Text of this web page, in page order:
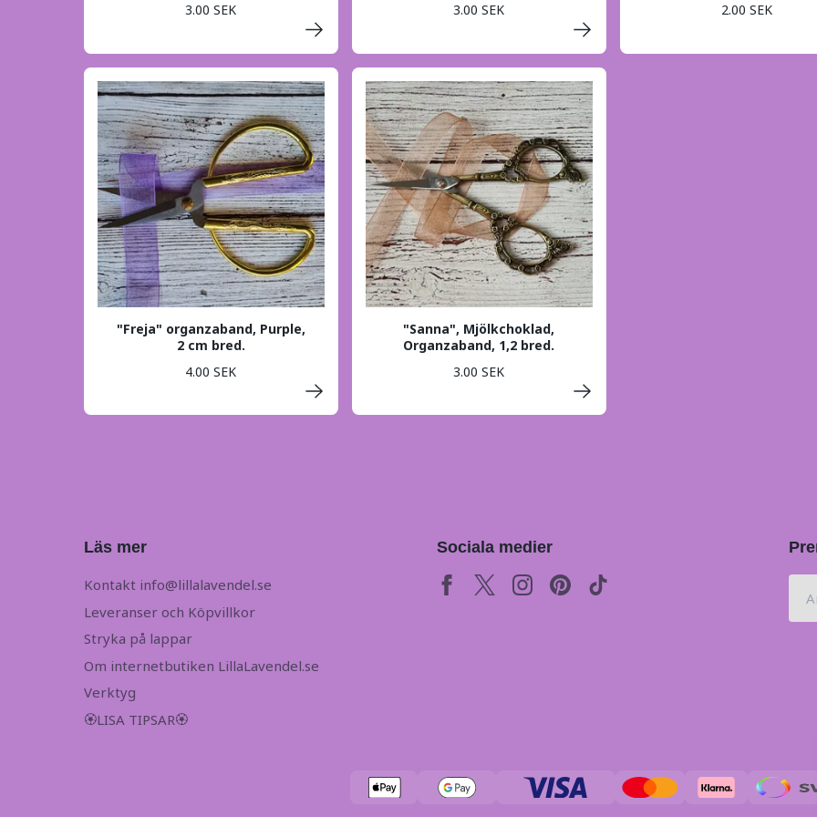
3.00 SEK
3.00 SEK
2.00 SEK
"Freja" organzaband, Purple,
2 cm bred.
4.00 SEK
"Sanna", Mjölkchoklad,
Organzaband, 1,2 bred.
3.00 SEK
Läs mer
Kontakt info@lillalavendel.se
Leveranser och Köpvillkor
Stryka på lappar
Om internetbutiken LillaLavendel.se
Verktyg
🏵LISA TIPSAR🏵
Sociala medier